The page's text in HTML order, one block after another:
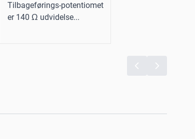
Tilbageførings-potentiomet
er 140 Ω udvidelse...